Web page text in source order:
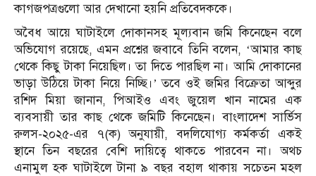
কাগজপত্রগুলো আর দেখানো হয়নি প্রতিবেদককে।
অবৈধ আয়ে ঘাটাইলে দোকানসহ মূল্যবান জমি কিনেছেন বলে
অভিযোগ রয়েছে, এমন প্রশ্নের জবাবে তিনি বলেন, ‘আমার কাছ
থেকে কিছু টাকা নিয়েছিল। তা দিতে পারছিল না। আমি দোকানের
ভাড়া উঠিয়ে টাকা নিয়ে নিচ্ছি।’ তবে ওই জমির বিক্রেতা আব্দুর
রশিদ মিয়া জানান, পিআইও এবং জুয়েল খান নামের এক
ব্যবসায়ী তার কাছ থেকে জমিটি কিনেছেন। বাংলাদেশ সার্ভিস
রুলস-২০২৫-এর ৭(ক) অনুযায়ী, বদলিযোগ্য কর্মকর্তা একই
স্থানে তিন বছরের বেশি দায়িত্বে থাকতে পারবেন না। অথচ
এনামুল হক ঘাটাইলে টানা ৯ বছর বহাল থাকায় সচেতন মহল